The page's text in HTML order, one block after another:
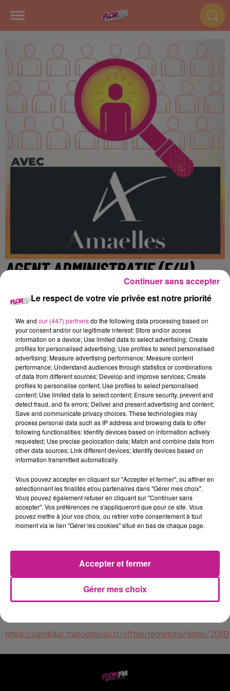
AGENT ADMINISTRATIF (F/H)
Pulversheim
Comment l'idée de contribuer efficacement à votre équipe en
tant qu'Agent administratif (F/H) vous inspire-t-elle ?
Nous recherchons un professionnel dynamique pour
soutenir l'efficacité des opérations administratives et
renforcer la relation client internationale.
- Gérer et organiser les tâches administratives courantes en
utilisant les outils bureautiques, notamment EXCEL
- Communiquer régulièrement avec les clients internationaux
pour garantir une satisfaction optimale
- Collaborer avec les différentes équipes internes pour
assurer une coordination fluide des opérations
administratives
Le poste en question : contrat et salaire à la clé!
- Contrat: Intérim
Des avantages qui feront toute la différence pour vous :
- Tickets restaurants
Nous sommes fiers d'offrir des avantages exceptionnels aux
travailleurs temporaires, y compris Fast TT, pour leur garantir
https://candidat.francetravail.fr/offres/recherche/detail/
Le respect de votre vie privée est notre priorité
We and our (447) partnersdo the following data processing based on
your consent and/or our legitimate interest: Store and/or access
information on a device; Use limited data to select advertising; Create
profiles for personalised advertising; Use profiles to select personalised
advertising; Measure advertising performance; Measure content
performance; Understand audiences through statistics or combinations
of data from different sources; Develop and improve services; Create
profiles to personalise content; Use profiles to select personalised
content; Use limited data to select content; Ensure security, prevent and
detect fraud, and fix errors; Deliver and present advertising and content;
Save and communicate privacy choices. These technologies may
process personal data such as IP address and browsing data to offer
following functionalities: Identify devices based on information actively
requested; Use precise geolocation data; Match and combine data from
other data sources; Link different devices; Identify devices based on
information transmitted automatically.
Vous pouvez accepter en cliquant sur "Accepter et fermer", ou affiner en
sélectionnant les finalités et/ou partenaires dans "Gérer mes choix".
Vous pouvez également refuser en cliquant sur "Continuer sans
accepter". Vos préférences ne s'appliqueront que pour ce site. Vous
pouvez mettre à jour vos choix, ou retirer votre consentement à tout
moment via le lien "Gérer les cookies" situé en bas de chaque page.
Gérer mes choix
Accepter et fermer
Continuer sans accepter